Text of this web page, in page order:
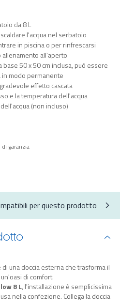
da 8 L
l'acqua nel serbatoio
in piscina o per rinfrescarsi
all'aperto
base 50 x 50 cm inclusa, può essere
modo permanente
effetto cascata
e la temperatura dell'acqua
(non incluso)
garanzia
per questo prodotto
una doccia esterna che trasforma il
di comfort.
8 L, l'installazione è semplicissima
nella confezione. Collega la doccia